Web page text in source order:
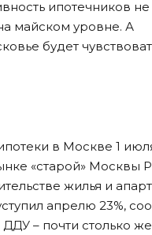
ипотечников
майском уровне. А
будет
в Москве 1
«старой» Москвы
жилья и
апрелю 23%,
– почти столько